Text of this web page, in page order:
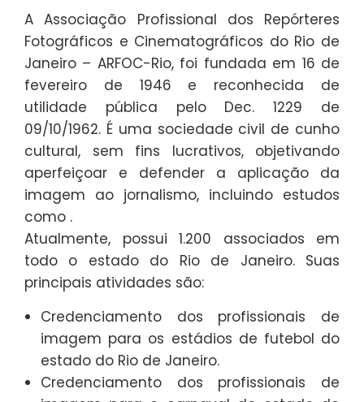
A Associação Profissional dos Repórteres
Fotográficos e Cinematográficos do Rio de
Janeiro – ARFOC-Rio, foi fundada em 16 de
fevereiro de 1946 e reconhecida de
utilidade pública pelo Dec. 1229 de
09/10/1962. É uma sociedade civil de cunho
cultural, sem fins lucrativos, objetivando
aperfeiçoar e defender a aplicação da
imagem ao jornalismo, incluindo estudos
como .
Atualmente, possui 1.200 associados em
todo o estado do Rio de Janeiro. Suas
principais atividades são:
Credenciamento dos profissionais de
imagem para os estádios de futebol do
estado do Rio de Janeiro.
Credenciamento dos profissionais de